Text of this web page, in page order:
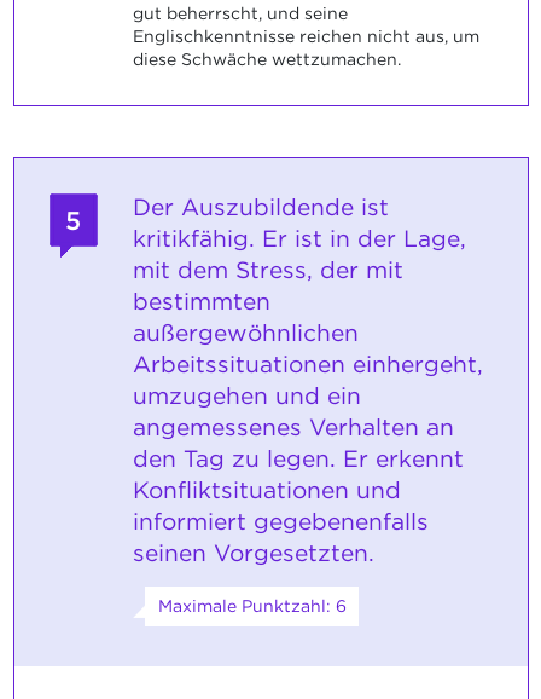
gut beherrscht, und seine
Englischkenntnisse reichen nicht aus, um
diese Schwäche wettzumachen.
5
Der Auszubildende ist
kritikfähig. Er ist in der Lage,
mit dem Stress, der mit
bestimmten
außergewöhnlichen
Arbeitssituationen einhergeht,
umzugehen und ein
angemessenes Verhalten an
den Tag zu legen. Er erkennt
Konfliktsituationen und
informiert gegebenenfalls
seinen Vorgesetzten.
Maximale Punktzahl: 6